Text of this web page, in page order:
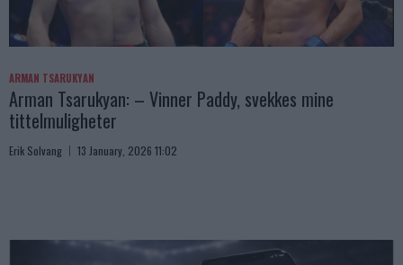
ARMAN TSARUKYAN
Arman Tsarukyan: – Vinner Paddy, svekkes mine
tittelmuligheter
Erik Solvang 13 January, 2026 11:02